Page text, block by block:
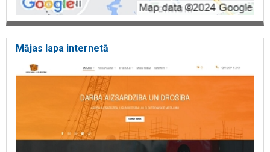
Mājas lapa internetā